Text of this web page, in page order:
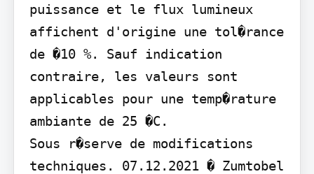
puissance et le flux lumineux
affichent d'origine une tol�rance
de �10 %. Sauf indication
contraire, les valeurs sont
applicables pour une temp�rature
ambiante de 25 �C.
Sous r�serve de modifications
techniques. 07.12.2021 � Zumtobel